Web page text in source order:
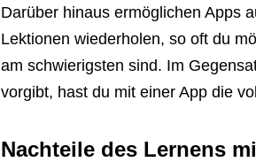
Darüber hinaus ermöglichen Apps
Lektionen wiederholen, so oft du
am schwierigsten sind. Im
vorgibt, hast du mit einer App die
Nachteile des Lernens